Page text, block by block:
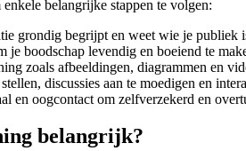
belangrijke stappen te volgen:
grondig begrijpt en weet wie je publiek
je boodschap levendig en boeiend te
zoals afbeeldingen, diagrammen en
discussies aan te moedigen en
en oogcontact om zelfverzekerd en
belangrijk?